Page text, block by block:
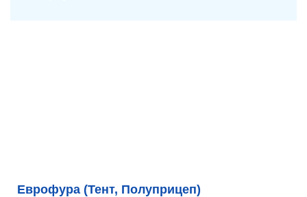
Еврофура (Тент, Полуприцеп)